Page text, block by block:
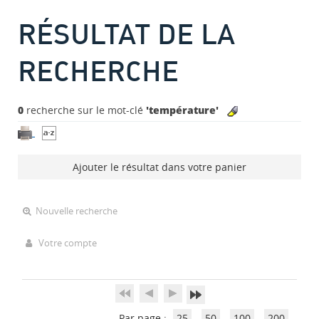
RÉSULTAT DE LA
RECHERCHE
0 recherche sur le mot-clé 'température'
Ajouter le résultat dans votre panier
Nouvelle recherche
Votre compte